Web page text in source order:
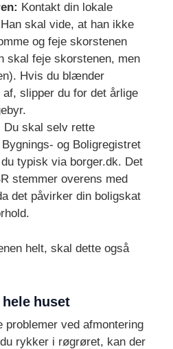
Kontakt din lokale
skal vide, at han ikke
og feje skorstenen
skal feje skorstenen, men
Hvis du blænder
slipper du for det årlige
Du skal selv rette
og Boligregistret
typisk via borger.dk. Det
stemmer overens med
det påvirker din boligskat
helt, skal dette også
huset
problemer ved afmontering
rykker i røgrøret, kan der